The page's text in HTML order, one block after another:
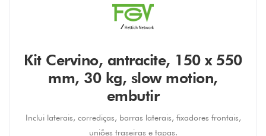
Kit Cervino, antracite, 150 x 550
mm, 30 kg, slow motion,
embutir
Inclui laterais, corrediças, barras laterais, fixadores frontais,
uniões traseiras e tapas.